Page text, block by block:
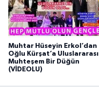
Muhtar Hüseyin Erkol’dan
Oğlu Kürşat’a Uluslararası
Muhteşem Bir Düğün
(VİDEOLU)